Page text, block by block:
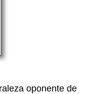
oponente de